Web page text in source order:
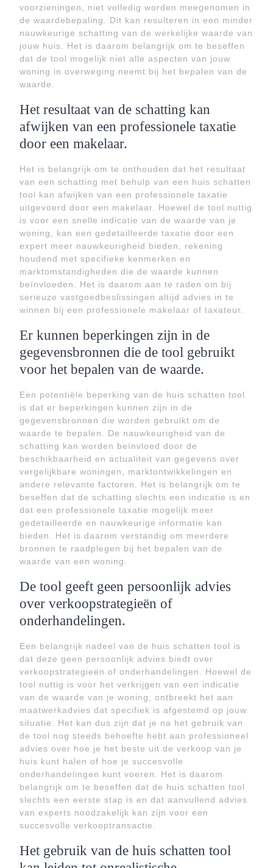
voorzieningen, niet volledig worden meegenomen in
de waardebepaling. Dit kan resulteren in een minder
nauwkeurige schatting van de werkelijke waarde van
jouw huis. Het is daarom belangrijk om te beseffen
dat de tool mogelijk niet alle aspecten van jouw
woning in overweging neemt bij het bepalen van de
waarde.
Het resultaat van de schatting kan
afwijken van een professionele taxatie
door een makelaar.
Het is belangrijk om te onthouden dat het resultaat
van een schatting met behulp van een huis schatten
tool kan afwijken van een professionele taxatie
uitgevoerd door een makelaar. Hoewel de tool nuttig
is voor een snelle indicatie van de waarde van je
woning, kan een gedetailleerde taxatie door een
expert meer nauwkeurigheid bieden, rekening
houdend met specifieke kenmerken en
marktomstandigheden die de waarde kunnen
beïnvloeden. Het is daarom aan te raden om bij
serieuze vastgoedbeslissingen altijd advies in te
winnen bij een professionele makelaar of taxateur.
Er kunnen beperkingen zijn in de
gegevensbronnen die de tool gebruikt
voor het bepalen van de waarde.
Een potentiële beperking van de huis schatten tool
is dat er beperkingen kunnen zijn in de
gegevensbronnen die worden gebruikt om de
waarde te bepalen. De nauwkeurigheid van de
schatting kan worden beïnvloed door de
beschikbaarheid en actualiteit van gegevens over
vergelijkbare woningen, marktontwikkelingen en
andere relevante factoren. Het is belangrijk om te
beseffen dat de schatting slechts een indicatie is en
dat een professionele taxatie mogelijk meer
gedetailleerde en nauwkeurige informatie kan
bieden. Het is daarom verstandig om meerdere
bronnen te raadplegen bij het bepalen van de
waarde van een woning.
De tool geeft geen persoonlijk advies
over verkoopstrategieën of
onderhandelingen.
Een belangrijk nadeel van de huis schatten tool is
dat deze geen persoonlijk advies biedt over
verkoopstrategieën of onderhandelingen. Hoewel de
tool nuttig is voor het verkrijgen van een indicatie
van de waarde van je woning, ontbreekt het aan
maatwerkadvies dat specifiek is afgestemd op jouw
situatie. Het kan dus zijn dat je na het gebruik van
de tool nog steeds behoefte hebt aan professioneel
advies over hoe je het beste uit de verkoop van je
huis kunt halen of hoe je succesvolle
onderhandelingen kunt voeren. Het is daarom
belangrijk om te beseffen dat de huis schatten tool
slechts een eerste stap is en dat aanvullend advies
van experts noodzakelijk kan zijn voor een
succesvolle verkooptransactie.
Het gebruik van de huis schatten tool